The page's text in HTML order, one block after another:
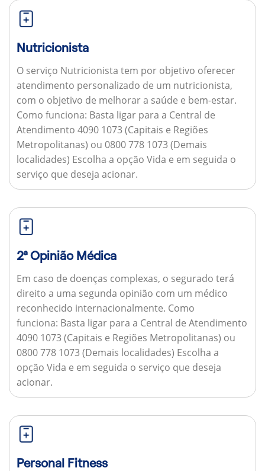
Nutricionista
O serviço Nutricionista tem por objetivo oferecer
atendimento personalizado de um nutricionista,
com o objetivo de melhorar a saúde e bem-estar.
Como funciona: Basta ligar para a Central de
Atendimento 4090 1073 (Capitais e Regiões
Metropolitanas) ou 0800 778 1073 (Demais
localidades) Escolha a opção Vida e em seguida o
serviço que deseja acionar.
2ª Opinião Médica
Em caso de doenças complexas, o segurado terá
direito a uma segunda opinião com um médico
reconhecido internacionalmente. Como
funciona: Basta ligar para a Central de Atendimento
4090 1073 (Capitais e Regiões Metropolitanas) ou
0800 778 1073 (Demais localidades) Escolha a
opção Vida e em seguida o serviço que deseja
acionar.
Personal Fitness